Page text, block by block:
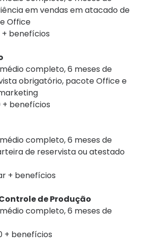
em vendas em atacado de
Office
+ benefícios
médio completo, 6 meses de
obrigatório, pacote Office e
+ benefícios
médio completo, 6 meses de
de reservista ou atestado
+ benefícios
de Produção
médio completo, 6 meses de
+ benefícios